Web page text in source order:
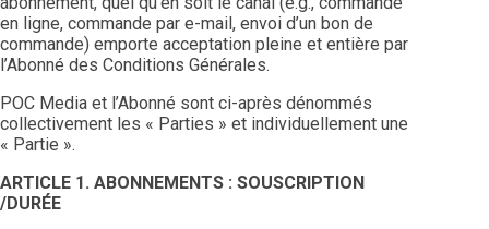
en ligne, commande par e-mail, envoi d’un bon de
commande) emporte acceptation pleine et entière par
l’Abonné des Conditions Générales.
POC Media et l’Abonné sont ci-après dénommés
collectivement les « Parties » et individuellement une
« Partie ».
ARTICLE 1. ABONNEMENTS : SOUSCRIPTION
/DURÉE